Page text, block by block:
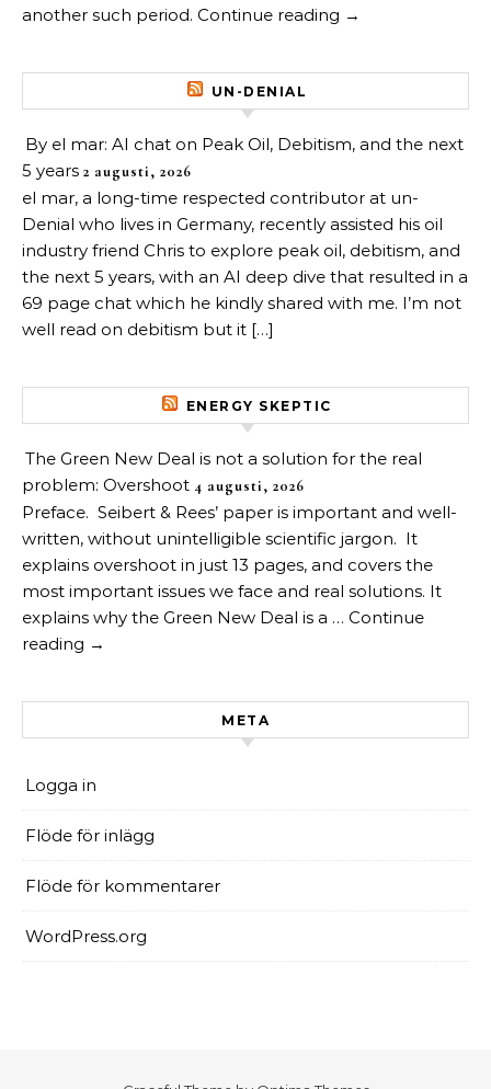
another such period. Continue reading →
UN-DENIAL
By el mar: AI chat on Peak Oil, Debitism, and the next
5 years 2 augusti, 2026
el mar, a long-time respected contributor at un-
Denial who lives in Germany, recently assisted his oil
industry friend Chris to explore peak oil, debitism, and
the next 5 years, with an AI deep dive that resulted in a
69 page chat which he kindly shared with me. I’m not
well read on debitism but it […]
ENERGY SKEPTIC
The Green New Deal is not a solution for the real
problem: Overshoot 4 augusti, 2026
Preface. Seibert & Rees’ paper is important and well-
written, without unintelligible scientific jargon. It
explains overshoot in just 13 pages, and covers the
most important issues we face and real solutions. It
explains why the Green New Deal is a … Continue
reading →
META
Logga in
Flöde för inlägg
Flöde för kommentarer
WordPress.org